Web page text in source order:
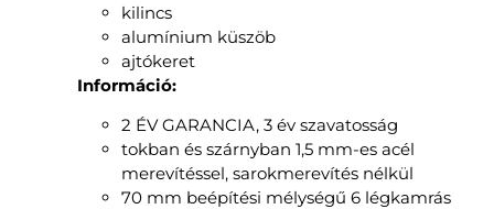
kilincs
alumínium küszöb
ajtókeret
Információ:
2 ÉV GARANCIA, 3 év szavatosság
tokban és szárnyban 1,5 mm-es acél
merevítéssel, sarokmerevítés nélkül
70 mm beépítési mélységű 6 légkamrás